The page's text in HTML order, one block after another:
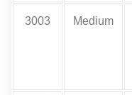
3003 Medium